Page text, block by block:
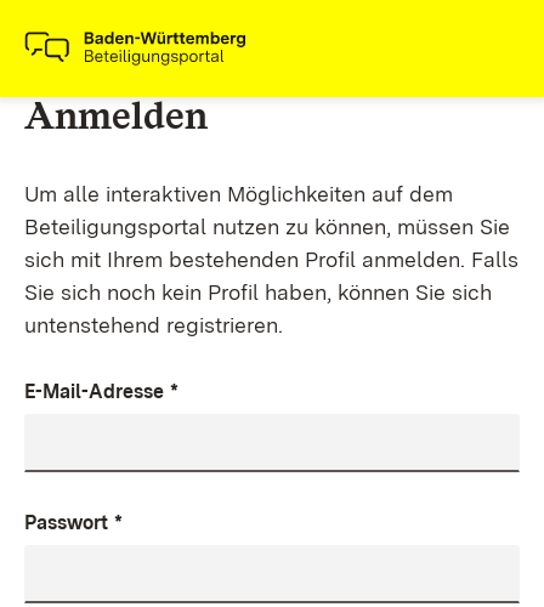
Anmelden
Um alle interaktiven Möglichkeiten auf dem
Beteiligungsportal nutzen zu können, müssen Sie
sich mit Ihrem bestehenden Profil anmelden. Falls
Sie sich noch kein Profil haben, können Sie sich
untenstehend registrieren.
E-Mail-Adresse *
Passwort *